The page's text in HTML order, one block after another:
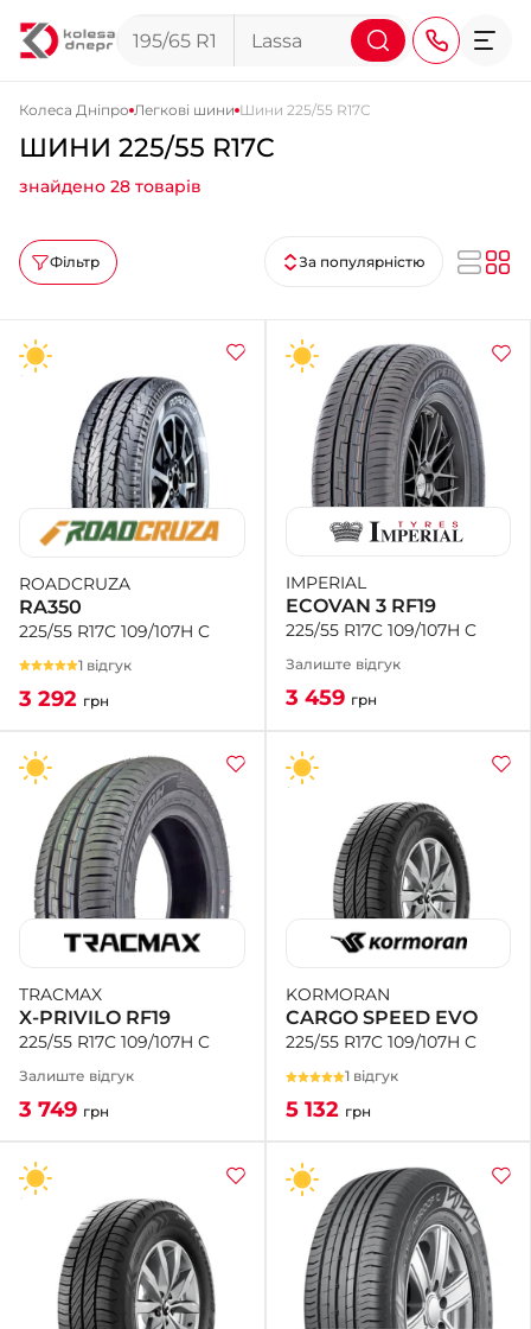
+38 (095) 276-44-44
+38 (067) 911-14-14
- на Щепкіна
+38 (098) 911-911-0
- на Тополі
+38 (098) 911-911-4
- на Калиновій
+38 (077) 7-184-184
- Донецьке шосе
+38 (050)-911-911-2
- Щепкіна
+38 (099)-643-33-77
- Тополь
+38 (068)-923-74-19
- Калинова
Колеса Дніпро Легкові шини Шини 225/55 R17C
ШИНИ 225/55 R17C
знайдено 28 товарів
Фільтр За популярністю
ROADCRUZA
RA350
225/55 R17C 109/107H C
1 відгук
3 292 грн
IMPERIAL
ECOVAN 3 RF19
225/55 R17C 109/107H C
Залиште відгук
3 459 грн
TRACMAX
X-PRIVILO RF19
225/55 R17C 109/107H C
Залиште відгук
3 749 грн
KORMORAN
CARGO SPEED EVO
225/55 R17C 109/107H C
1 відгук
5 132 грн